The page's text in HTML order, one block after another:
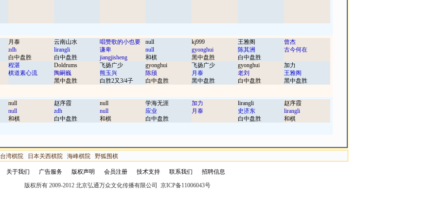
月泰
zdh
白中盘胜
云南山水
lirangli
白中盘胜
唱赞歌的小也要
谦卑
jiangjisheng
null
null
和棋
kj999
gyonghui
黑中盘胜
王雅阁
陈其洲
白中盘胜
曾杰
古今何在
程湛
棋道素心流
Doldrums
陶嗣巍
黑中盘胜
飞扬广少
熊玉兴
白胜2又3/4子
gyonghui
陈颀
白中盘胜
飞扬广少
月泰
黑中盘胜
gyonghui
老刘
白中盘胜
加力
王雅阁
黑中盘胜
null
null
和棋
赵序霞
zdh
白中盘胜
null
null
和棋
学海无涯
应业
白中盘胜
加力
月泰
lirangli
史济东
白中盘胜
赵序霞
lirangli
和棋
台湾棋院 日本关西棋院 海峰棋院 野狐围棋
关于我们 广告服务 版权声明 会员注册 技术支持 联系我们
招聘信息
版权所有 2009-2012 北京弘通万众文化传播有限公司 京ICP备11006043号